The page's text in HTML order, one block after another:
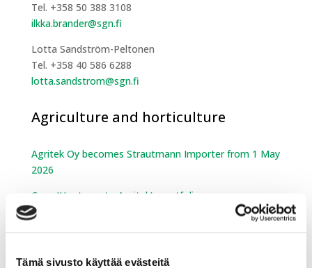
Tämä sivusto käyttää evästeitä
Tel. +358 50 388 3108
ilkka.brander@sgn.fi
Lotta Sandström-Peltonen
Tel. +358 40 586 6288
lotta.sandstrom@sgn.fi
Agriculture and horticulture
Agritek Oy becomes Strautmann Importer from 1 May
2026
Case IH returns to Agritek’s portfolio